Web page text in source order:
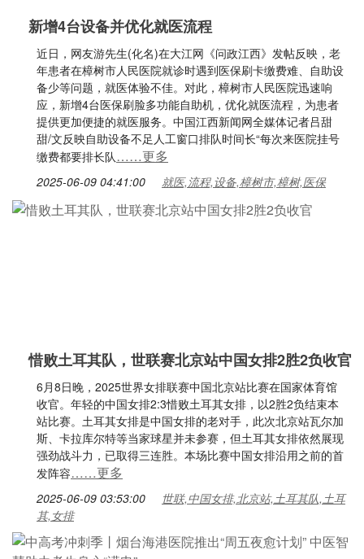
新增4台设备并优化就医流程
近日，网友游先生(化名)在大江网《问政江西》发帖反映，老
年患者在樟树市人民医院就诊时遇到医保刷卡缴费难、自助设
备少等问题，就医体验不佳。对此，樟树市人民医院迅速响
应，新增4台医保刷脸多功能自助机，优化就医流程，为患者
提供更加便捷的就医服务。中国江西新闻网全媒体记者吕甜
甜/文反映自助设备不足人工窗口排队时间长“每次来医院挂号
缴费都要排长队……更多
2025-06-09 04:41:00 就医,流程,设备,樟树市,樟树,医保
惜败土耳其队，世联赛北京站中国女排2胜2负收官
6月8日晚，2025世界女排联赛中国北京站比赛在国家体育馆
收官。年轻的中国女排2:3惜败土耳其女排，以2胜2负结束本
站比赛。土耳其女排是中国女排的老对手，此次北京站瓦尔加
斯、卡拉库尔特等当家球星并未参赛，但土耳其女排依然展现
强劲战斗力，已取得三连胜。本场比赛中国女排沿用之前的首
发阵容……更多
2025-06-09 03:53:00
世联,中国女排,北京站,土耳其队,土耳
其,女排